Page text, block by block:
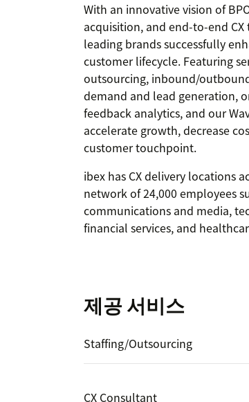
With an innovative vision of
acquisition, and end-to-end
leading brands successfully
customer lifecycle. Featuring
outsourcing, inbound/
demand and lead generation,
feedback analytics, and our
accelerate growth, decrease
customer touchpoint.
ibex has CX delivery locations
network of 24,000 employees
communications and media,
financial services, and
제공 서비스
Staffing/Outsourcing
CX Consultant